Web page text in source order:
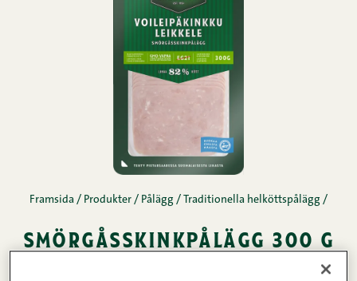
Framsida / Produkter / Pålägg / Traditionella helköttspålägg /
smörgåsskinkpålägg 300 g